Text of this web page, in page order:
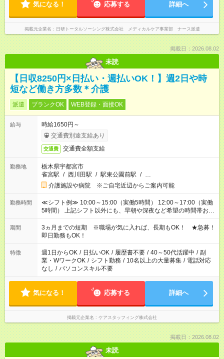
気になる！ 応募する 詳細へ
掲載元企業名 日研トータルソーシング株式会社 メディカルケア事業部 ナース派遣
掲載日：2026.08.02
未読
【日収8250円×日払い・週払いOK！】週2日や時
短など働き方多数＊介護
派遣 ブランクOK WEB登録・面接OK
給与
時給1650円～
交通費別途支給あり
交通費 交通費全額支給
勤務地
栃木県宇都宮市
雀宮駅 / 西川田駅 / 駅東公園前駅 / …
介護施設や病院 ※ご自宅近辺からご案内可能
勤務時間
≪シフト例≫ 10:00～15:00（実働5時間） 12:00～17:00（実働
5時間） 上記シフト以外にも、早朝や深夜など希望の時間帯お聞
かせください！ 事前に担当からヒアリングもしますので、ご安
心ください！
期間
3ヵ月までの短期 ※職場が気に入れば、長期もOK！ ★急募！
即日勤務もOK！
特徴 週1日からOK / 日払いOK / 履歴書不要 / 40～50代活躍中 / 副
業・WワークOK / シフト勤務 / 10名以上の大量募集 / 電話対応
なし / パソコンスキル不要
気になる！ 応募する 詳細へ
掲載元企業名 ケアスタッフィング株式会社
掲載日：2026.08.02
未読